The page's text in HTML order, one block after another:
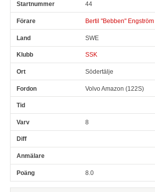
44
Bertil "Bebben" Engström
SWE
SSK
Södertälje
Volvo Amazon (122S)
8
8.0